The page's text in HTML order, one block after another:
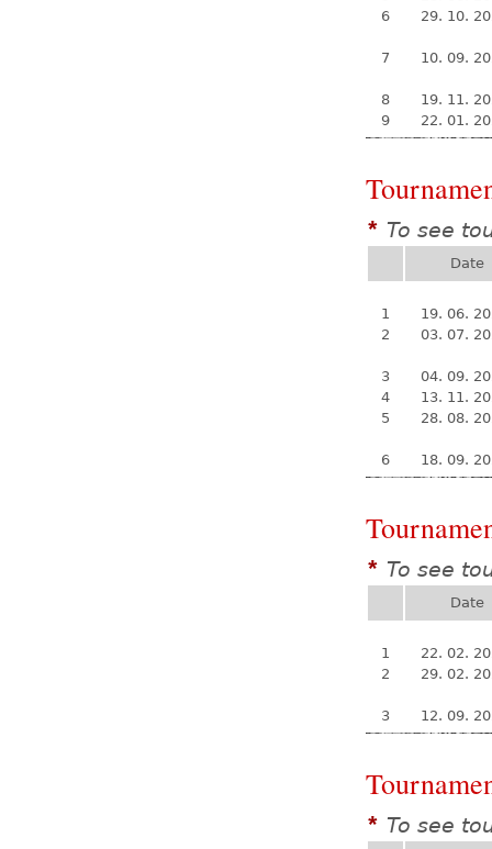
6
29. 10.
7 10. 09.
8
19. 11.
9
22. 01.
* To see
Date
1
19. 06.
2
03. 07.
3
04. 09.
4
13. 11.
5
28. 08.
6 18. 09.
* To see
Date
1
22. 02.
2
29. 02.
3 12. 09.
* To see